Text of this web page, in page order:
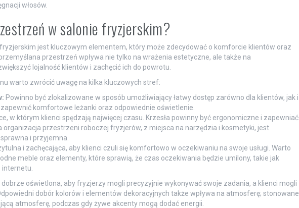
włosów.
w salonie fryzjerskim?
jest kluczowym elementem, który może zdecydować o komforcie klientów oraz
przestrzeń wpływa nie tylko na wrażenia estetyczne, ale także na
lojalność klientów i zachęcić ich do powrotu.
warto zwrócić uwagę na kilka kluczowych stref:
Powinno być zlokalizowane w sposób umożliwiający łatwy dostęp zarówno dla klientów, jak i
komfortowe leżanki oraz odpowiednie oświetlenie.
w którym klienci spędzają najwięcej czasu. Krzesła powinny być ergonomiczne i zapewniać
organizacja przestrzeni roboczej fryzjerów, z miejsca na narzędzia i kosmetyki, jest
i przyjemna.
i zachęcająca, aby klienci czuli się komfortowo w oczekiwaniu na swoje usługi. Warto
meble oraz elementy, które sprawią, że czas oczekiwania będzie umilony, takie jak
oświetlona, aby fryzjerzy mogli precyzyjnie wykonywać swoje zadania, a klienci mogli
dobór kolorów i elementów dekoracyjnych także wpływa na atmosferę; stonowane
atmosferę, podczas gdy żywe akcenty mogą dodać energii.